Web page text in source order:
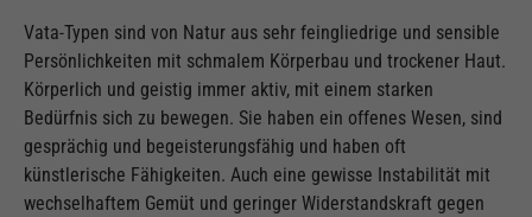
Vata-Typen sind von Natur aus sehr feingliedrige und sensible
Persönlichkeiten mit schmalem Körperbau und trockener Haut.
Körperlich und geistig immer aktiv, mit einem starken
Bedürfnis sich zu bewegen. Sie haben ein offenes Wesen, sind
gesprächig und begeisterungsfähig und haben oft
künstlerische Fähigkeiten. Auch eine gewisse Instabilität mit
wechselhaftem Gemüt und geringer Widerstandskraft gegen